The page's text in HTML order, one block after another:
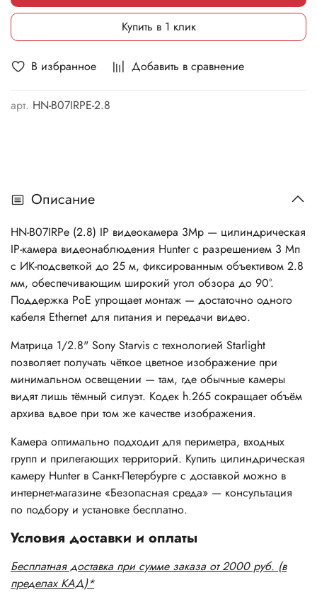
В избранное Добавить в сравнение
арт. HN-B07IRPE-2.8
Купить в 1 клик
Описание
HN-B07IRPe (2.8) IP видеокамера 3Mp — цилиндрическая
IP-камера видеонаблюдения Hunter с разрешением 3 Мп
с ИК-подсветкой до 25 м, фиксированным объективом 2.8
мм, обеспечивающим широкий угол обзора до 90°.
Поддержка PoE упрощает монтаж — достаточно одного
кабеля Ethernet для питания и передачи видео.
Матрица 1/2.8" Sony Starvis с технологией Starlight
позволяет получать чёткое цветное изображение при
минимальном освещении — там, где обычные камеры
видят лишь тёмный силуэт. Кодек h.265 сокращает объём
архива вдвое при том же качестве изображения.
Камера оптимально подходит для периметра, входных
групп и прилегающих территорий. Купить цилиндрическая
камеру Hunter в Санкт-Петербурге с доставкой можно в
интернет-магазине «Безопасная среда» — консультация
по подбору и установке бесплатно.
Условия доставки и оплаты
Бесплатная доставка при сумме заказа от 2000 руб. (в
пределах КАД)*